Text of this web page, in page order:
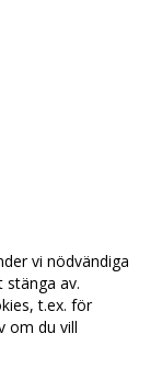
vi nödvändiga
stänga av.
t.ex. för
om du vill